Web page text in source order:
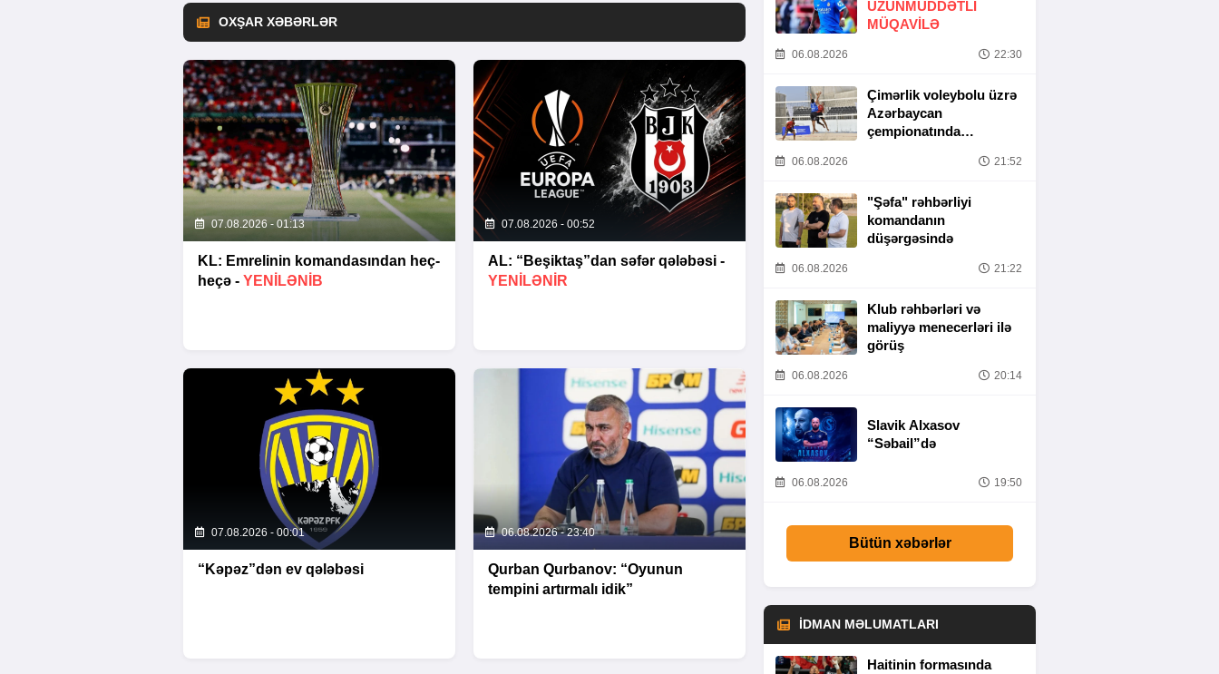
OXŞAR XƏBƏRLƏR
07.08.2026 - 01:13
KL: Emrelinin komandasından heç-
heçə - YENİLƏNİB
07.08.2026 - 00:52
AL: “Beşiktaş”dan səfər qələbəsi -
YENİLƏNİR
07.08.2026 - 00:01
“Kəpəz”dən ev qələbəsi
06.08.2026 - 23:40
Qurban Qurbanov: “Oyunun
tempini artırmalı idik”
UZUNMÜDDƏTLİ
MÜQAVİLƏ
06.08.2026 22:30
Çimərlik voleybolu üzrə
Azərbaycan
çempionatında
06.08.2026 21:52
"Şəfa" rəhbərliyi
komandanın
düşərgəsində
06.08.2026 21:22
Klub rəhbərləri və
maliyyə menecerləri ilə
görüş
06.08.2026 20:14
Slavik Alxasov
“Səbail”də
06.08.2026 19:50
Bütün xəbərlər
İDMAN MƏLUMATLARI
Haitinin formasında